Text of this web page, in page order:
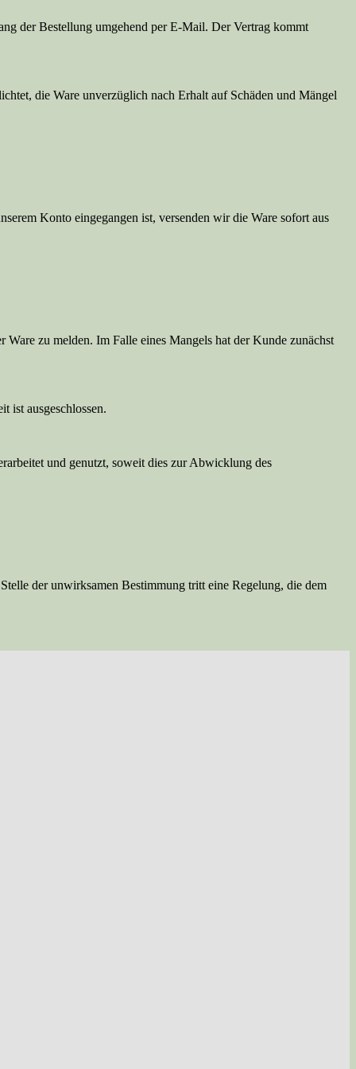
der Bestellung umgehend per E-Mail. Der Vertrag kommt
die Ware unverzüglich nach Erhalt auf Schäden und Mängel
Konto eingegangen ist, versenden wir die Ware sofort aus
zu melden. Im Falle eines Mangels hat der Kunde zunächst
ist ausgeschlossen.
und genutzt, soweit dies zur Abwicklung des
der unwirksamen Bestimmung tritt eine Regelung, die dem